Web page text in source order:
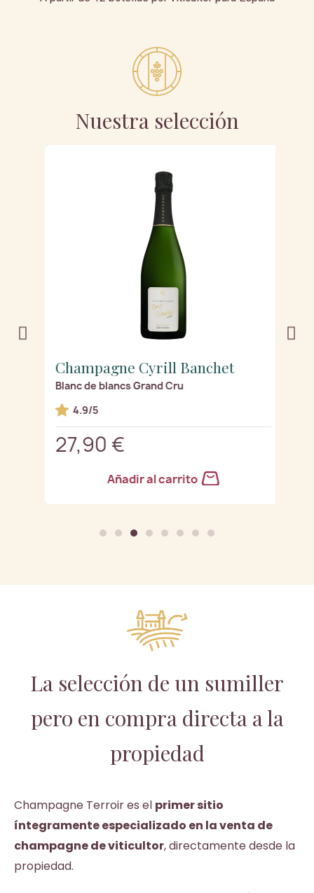
Nuestra selección
Champagne Cyrill Banchet
Blanc de blancs Grand Cru
4.9/5
27,90 €
Añadir al carrito
La selección de un sumiller
pero en compra directa a la
propiedad
Champagne Terroir es el primer sitio
íntegramente especializado en la venta de
champagne de viticultor, directamente desde la
propiedad.